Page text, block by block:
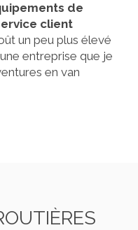
de
client
un peu plus élevé
entreprise que je
en van